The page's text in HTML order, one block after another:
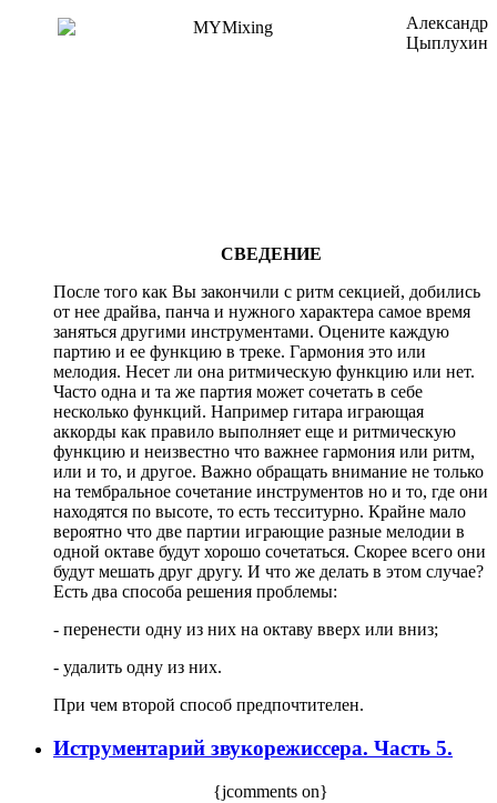
Александр
Цыплухин
СВЕДЕНИЕ
После того как Вы закончили с ритм секцией, добились
от нее драйва, панча и нужного характера самое время
заняться другими инструментами. Оцените каждую
партию и ее функцию в треке. Гармония это или
мелодия. Несет ли она ритмическую функцию или нет.
Часто одна и та же партия может сочетать в себе
несколько функций. Например гитара играющая
аккорды как правило выполняет еще и ритмическую
функцию и неизвестно что важнее гармония или ритм,
или и то, и другое. Важно обращать внимание не только
на тембральное сочетание инструментов но и то, где они
находятся по высоте, то есть тесситурно. Крайне мало
вероятно что две партии играющие разные мелодии в
одной октаве будут хорошо сочетаться. Скорее всего они
будут мешать друг другу. И что же делать в этом случае?
Есть два способа решения проблемы:
- перенести одну из них на октаву вверх или вниз;
- удалить одну из них.
При чем второй способ предпочтителен.
Иструментарий звукорежиссера. Часть 5.
{jcomments on}